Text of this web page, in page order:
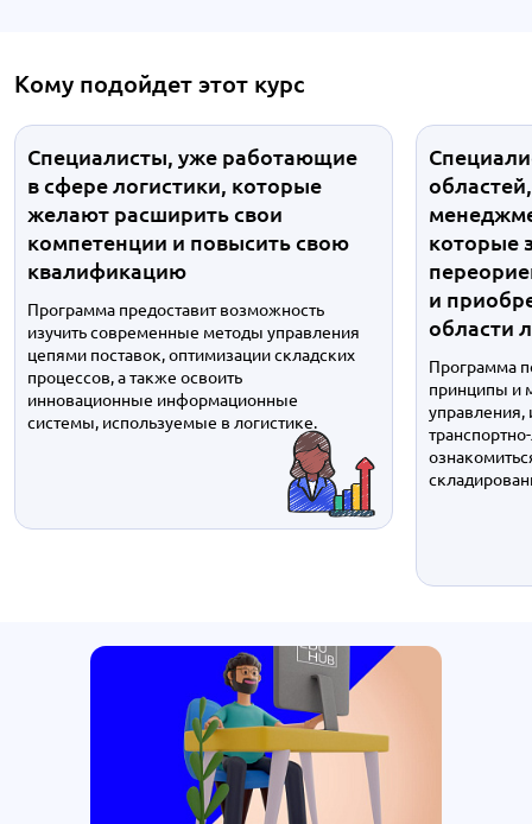
Кому подойдет этот курс
Специалисты, уже работающие
в сфере логистики, которые
желают расширить свои
компетенции и повысить свою
квалификацию
Программа предоставит возможность
изучить современные методы управления
цепями поставок, оптимизации складских
процессов, а также освоить
инновационные информационные
системы, используемые в логистике.
которые
и
области
Программа
принципы и
управления,